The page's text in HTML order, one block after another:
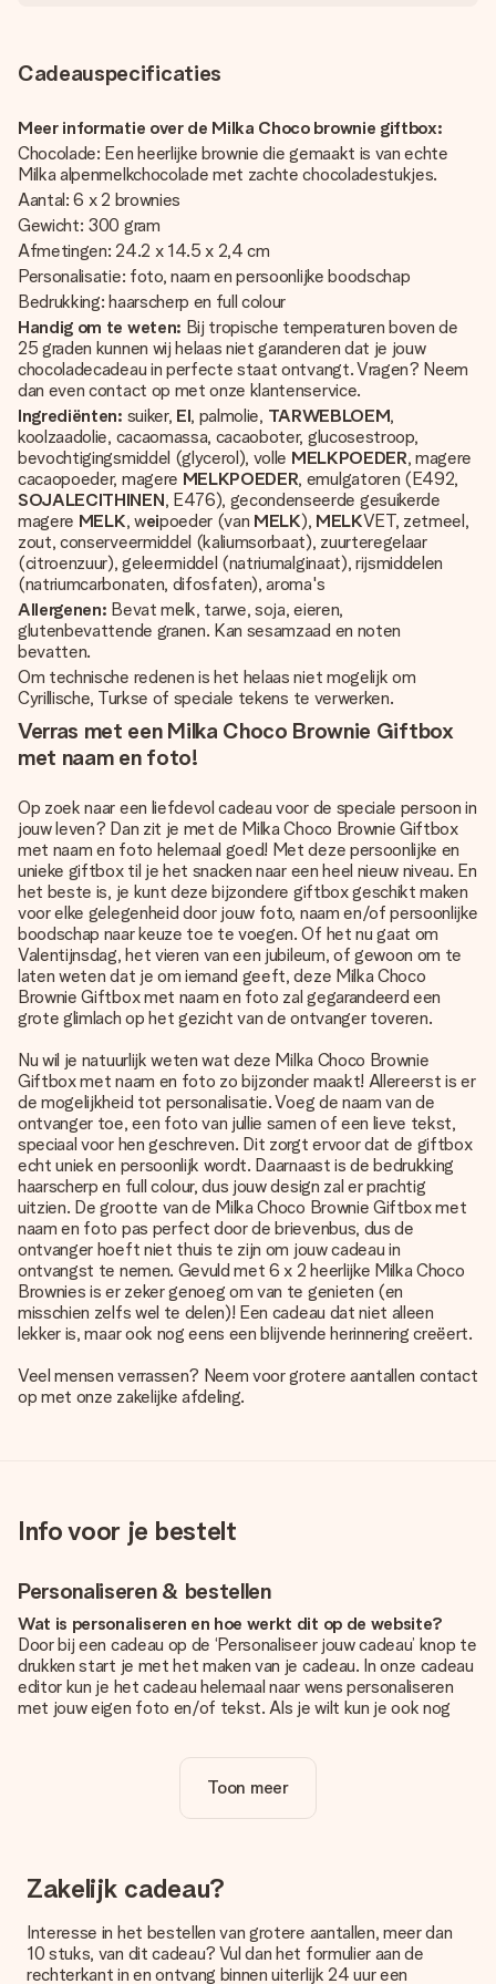
Cadeauspecificaties
Meer informatie over de Milka Choco brownie giftbox:
Chocolade: Een heerlijke brownie die gemaakt is van echte
Milka alpenmelkchocolade met zachte chocoladestukjes.
Aantal: 6 x 2 brownies
Gewicht: 300 gram
Afmetingen: 24.2 x 14.5 x 2,4 cm
Personalisatie: foto, naam en persoonlijke boodschap
Bedrukking: haarscherp en full colour
Handig om te weten: Bij tropische temperaturen boven de
25 graden kunnen wij helaas niet garanderen dat je jouw
chocoladecadeau in perfecte staat ontvangt. Vragen? Neem
dan even contact op met onze klantenservice.
Ingrediënten: suiker, EI, palmolie, TARWEBLOEM,
koolzaadolie, cacaomassa, cacaoboter, glucosestroop,
bevochtigingsmiddel (glycerol), volle MELKPOEDER, magere
cacaopoeder, magere MELKPOEDER, emulgatoren (E492,
SOJALECITHINEN, E476), gecondenseerde gesuikerde
magere MELK, weipoeder (van MELK), MELKVET, zetmeel,
zout, conserveermiddel (kaliumsorbaat), zuurteregelaar
(citroenzuur), geleermiddel (natriumalginaat), rijsmiddelen
(natriumcarbonaten, difosfaten), aroma's
Allergenen: Bevat melk, tarwe, soja, eieren,
glutenbevattende granen. Kan sesamzaad en noten
bevatten.
Om technische redenen is het helaas niet mogelijk om
Cyrillische, Turkse of speciale tekens te verwerken.
Verras met een Milka Choco Brownie Giftbox
met naam en foto!
Op zoek naar een liefdevol cadeau voor de speciale persoon in
jouw leven? Dan zit je met de Milka Choco Brownie Giftbox
met naam en foto helemaal goed! Met deze persoonlijke en
unieke giftbox til je het snacken naar een heel nieuw niveau. En
het beste is, je kunt deze bijzondere giftbox geschikt maken
voor elke gelegenheid door jouw foto, naam en/of persoonlijke
boodschap naar keuze toe te voegen. Of het nu gaat om
Valentijnsdag, het vieren van een jubileum, of gewoon om te
laten weten dat je om iemand geeft, deze Milka Choco
Brownie Giftbox met naam en foto zal gegarandeerd een
grote glimlach op het gezicht van de ontvanger toveren.
Nu wil je natuurlijk weten wat deze Milka Choco Brownie
Giftbox met naam en foto zo bijzonder maakt! Allereerst is er
de mogelijkheid tot personalisatie. Voeg de naam van de
ontvanger toe, een foto van jullie samen of een lieve tekst,
speciaal voor hen geschreven. Dit zorgt ervoor dat de giftbox
echt uniek en persoonlijk wordt. Daarnaast is de bedrukking
haarscherp en full colour, dus jouw design zal er prachtig
uitzien. De grootte van de Milka Choco Brownie Giftbox met
naam en foto pas perfect door de brievenbus, dus de
ontvanger hoeft niet thuis te zijn om jouw cadeau in
ontvangst te nemen. Gevuld met 6 x 2 heerlijke Milka Choco
Brownies is er zeker genoeg om van te genieten (en
misschien zelfs wel te delen)! Een cadeau dat niet alleen
lekker is, maar ook nog eens een blijvende herinnering creëert.
Veel mensen verrassen? Neem voor grotere aantallen contact
op met onze zakelijke afdeling.
Info voor je bestelt
Personaliseren & bestellen
Wat is personaliseren en hoe werkt dit op de website?
Door bij een cadeau op de ‘Personaliseer jouw cadeau’ knop te
drukken start je met het maken van je cadeau. In onze cadeau
editor kun je het cadeau helemaal naar wens personaliseren
met jouw eigen foto en/of tekst. Als je wilt kun je ook nog
Is personalisatie in de prijs inbegrepen?
De prijs die op de website wordt getoond is inclusief de
Hoe weet ik of mijn foto van de juiste kwaliteit is?
We willen er zeker van zijn dat je helemaal blij bent met je
te gebruiken. Als je niet zeker bent over de kwaliteit van je
foto, neem dan contact op met onze klantenservice en stuur
Toon meer
Zakelijk cadeau?
Interesse in het bestellen van grotere aantallen, meer dan
10 stuks, van dit cadeau? Vul dan het formulier aan de
rechterkant in en ontvang binnen uiterlijk 24 uur een